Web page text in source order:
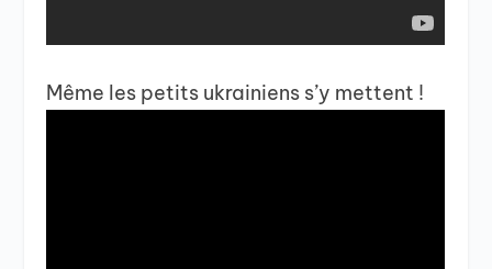
Même les petits ukrainiens s’y mettent !